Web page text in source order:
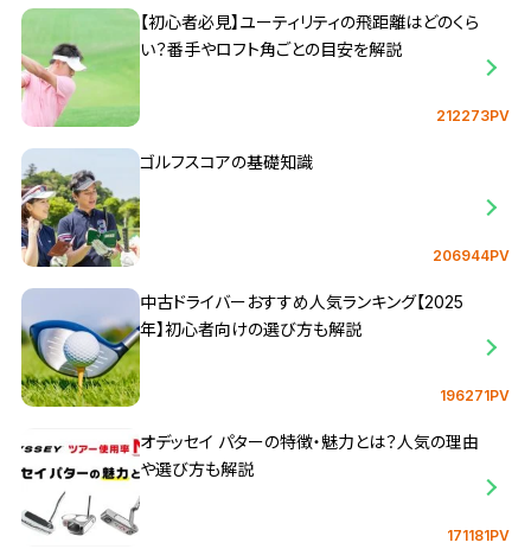
【初心者必見】ユーティリティの飛距離はどのくら
い？番手やロフト角ごとの目安を解説
212273PV
ゴルフスコアの基礎知識
206944PV
中古ドライバーおすすめ人気ランキング【2025
年】初心者向けの選び方も解説
196271PV
オデッセイ パターの特徴・魅力とは？人気の理由
や選び方も解説
171181PV